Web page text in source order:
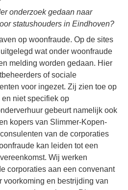
onderzoek gedaan naar
statushouders in Eindhoven?
op woonfraude. Op de sites
wat onder woonfraude
melding worden gedaan. Hier
of sociale
voor ingezet. Zij zien toe op
niet specifiek op
gebeurt namelijk ook
kopers van Slimmer-Kopen-
van de corporaties
kan leiden tot een
Wij werken
corporaties aan een convenant
voorkoming en bestrijding van